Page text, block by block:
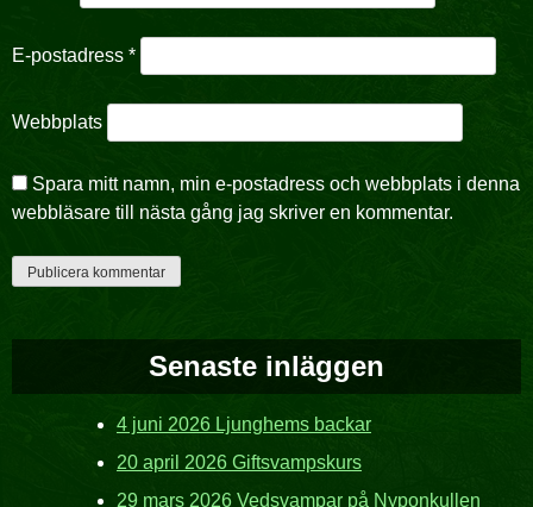
E-postadress *
Webbplats
Spara mitt namn, min e-postadress och webbplats i denna
webbläsare till nästa gång jag skriver en kommentar.
Senaste inläggen
4 juni 2026 Ljunghems backar
20 april 2026 Giftsvampskurs
29 mars 2026 Vedsvampar på Nyponkullen